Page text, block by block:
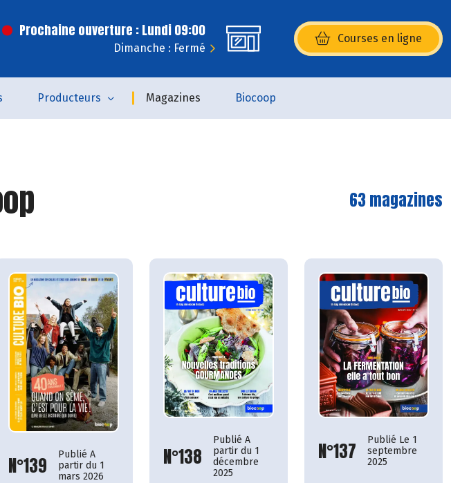
Prochaine ouverture : Lundi 09:00
Dimanche : Fermé
Courses en ligne
(s’ouvre dans une nouvelle
Producteurs Magazines Biocoop
63 magazines
N°139
Publié A
partir du 1
mars 2026
N°138
Publié A
partir du 1
décembre
2025
N°137
Publié Le 1
septembre
2025